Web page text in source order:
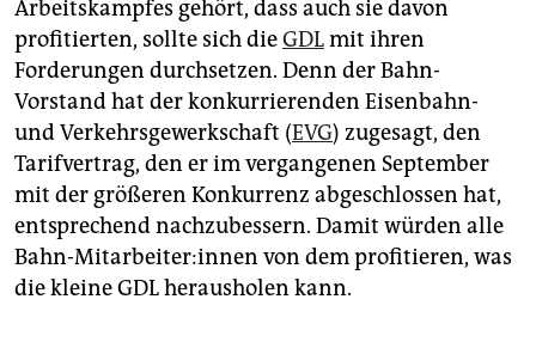
Arbeitskampfes gehört, dass auch sie davon
profitierten, sollte sich dieGDLmit ihren
Forderungen durchsetzen. Denn der Bahn-
Vorstand hat der konkurrierenden Eisenbahn-
und Verkehrsgewerkschaft (EVG) zugesagt, den
Tarifvertrag, den er im vergangenen September
mit der größeren Konkurrenz abgeschlossen hat,
entsprechend nachzubessern. Damit würden alle
Bahn­-Mit­ar­bei­te­r:in­nen von dem profitieren, was
die kleine GDL herausholen kann.